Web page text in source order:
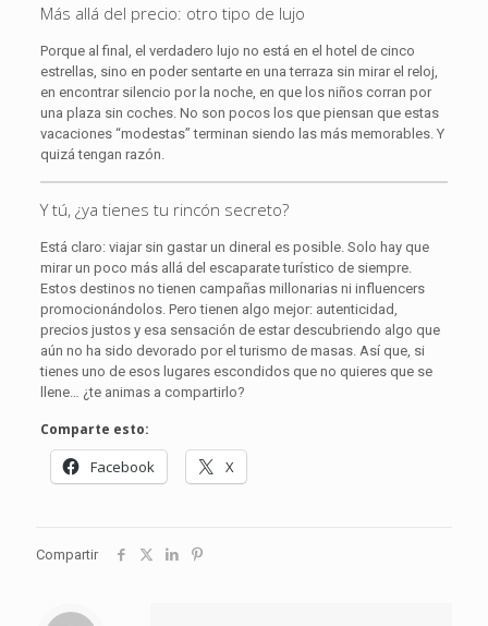
Más allá del precio: otro tipo de lujo
Porque al final, el verdadero lujo no está en el hotel de cinco
estrellas, sino en poder sentarte en una terraza sin mirar el reloj,
en encontrar silencio por la noche, en que los niños corran por
una plaza sin coches. No son pocos los que piensan que estas
vacaciones “modestas” terminan siendo las más memorables. Y
quizá tengan razón.
Y tú, ¿ya tienes tu rincón secreto?
Está claro: viajar sin gastar un dineral es posible. Solo hay que
mirar un poco más allá del escaparate turístico de siempre.
Estos destinos no tienen campañas millonarias ni influencers
promocionándolos. Pero tienen algo mejor: autenticidad,
precios justos y esa sensación de estar descubriendo algo que
aún no ha sido devorado por el turismo de masas. Así que, si
tienes uno de esos lugares escondidos que no quieres que se
llene… ¿te animas a compartirlo?
Comparte esto:
Facebook X
Compartir